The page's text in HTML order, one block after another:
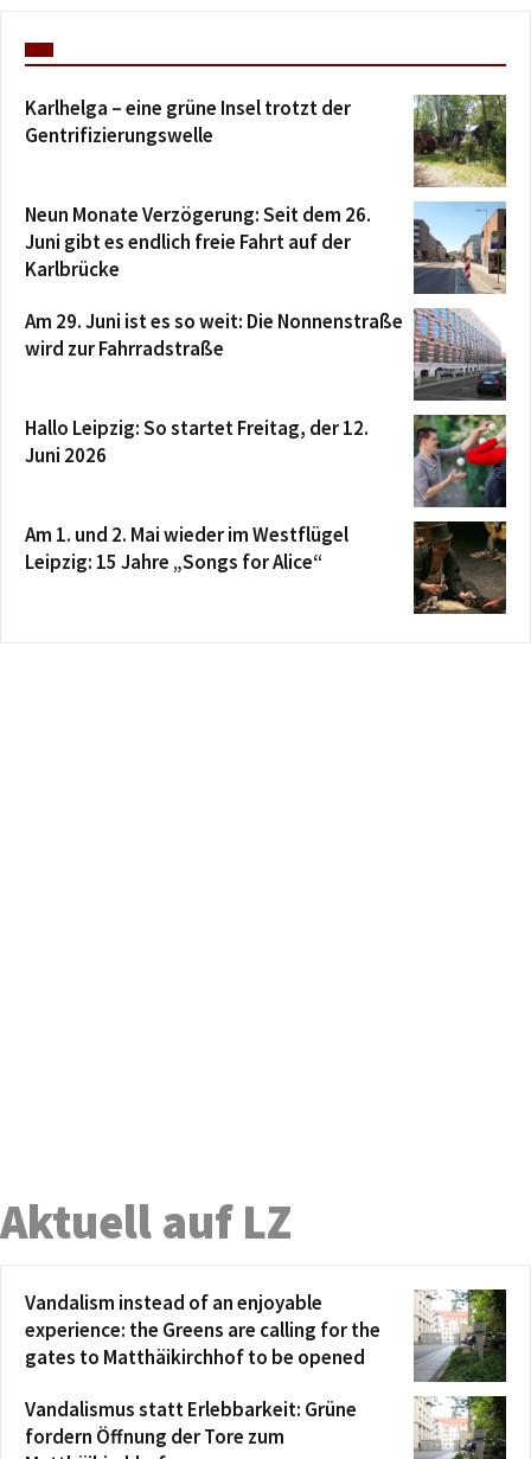
Karlhelga – eine grüne Insel trotzt der
Gentrifizierungswelle
Neun Monate Verzögerung: Seit dem 26.
Juni gibt es endlich freie Fahrt auf der
Karlbrücke
Am 29. Juni ist es so weit: Die Nonnenstraße
wird zur Fahrradstraße
Hallo Leipzig: So startet Freitag, der 12.
Juni 2026
Am 1. und 2. Mai wieder im Westflügel
Leipzig: 15 Jahre „Songs for Alice“
Aktuell auf LZ
Vandalism instead of an enjoyable
experience: the Greens are calling for the
gates to Matthäikirchhof to be opened
Vandalismus statt Erlebbarkeit: Grüne
fordern Öffnung der Tore zum